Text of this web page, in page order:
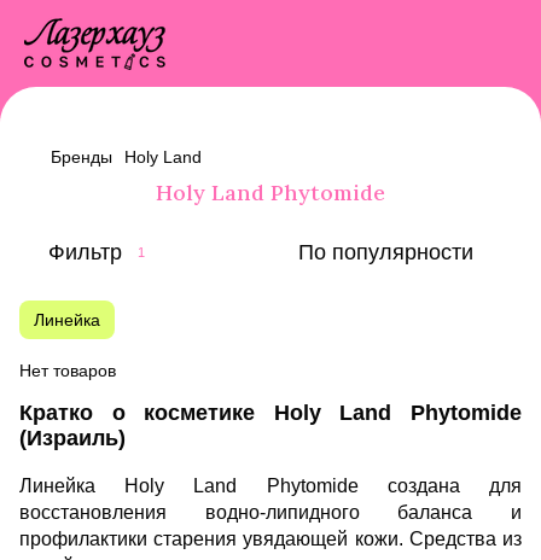
Бренды Holy Land
Holy Land Phytomide
Фильтр 1 По популярности
Линейка
Нет товаров
Кратко о косметике Holy Land Phytomide
(Израиль)
Линейка Holy Land Phytomide создана для
восстановления водно-липидного баланса и
профилактики старения увядающей кожи. Средства из